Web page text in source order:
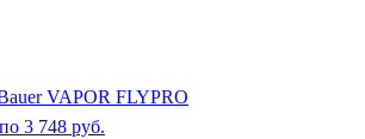
VAPOR FLYPRO
по 3 748 руб.